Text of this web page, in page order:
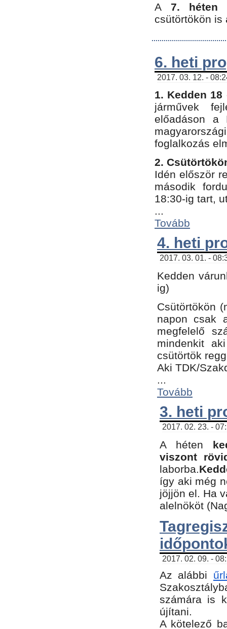
A 7. héten
csütörtökön is
6. heti
2017. 03. 12. -
1. Kedden 18
járművek
előadáson a
foglalkozás
2.
Idén először
második
18:30-ig tart,
...
Tovább
4. heti
2017. 03. 01. -
Kedden
ig)
Csütörtökön
napon csak
megfelelő
mindenkit
csütörtök
Aki TDK/
...
Tovább
3. heti
2017. 02. 23. -
A héten
viszont
laborba.
így aki még
jöjjön el. Ha
alelnököt
2017. 02. 09. -
Az alábbi
számára is
újítani.
​A kötelező